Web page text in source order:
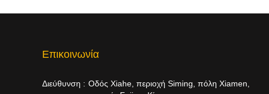
Επικοινωνία
Διεύθυνση : Οδός Xiahe, περιοχή Siming, πόλη Xiamen,